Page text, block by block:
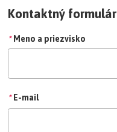
Kontaktný formulár
* Meno a priezvisko
* E-mail